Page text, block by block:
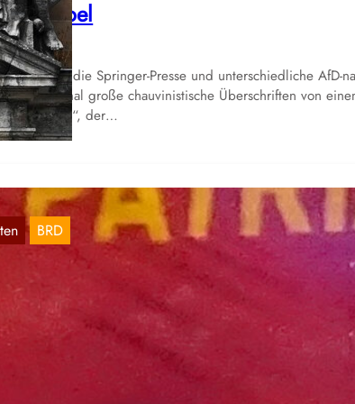
Exempel
2023
titelten die Springer-Presse und unterschiedliche AfD-
einmal große chauvinistische Überschriften von
Migranten“, der…
BRD
Aktiviäten am 25. November 2022
2022
2022, dem Internationalen Tag gegen Gewalt an
verschiedene Aktivitäten in Städten Nordrhein-